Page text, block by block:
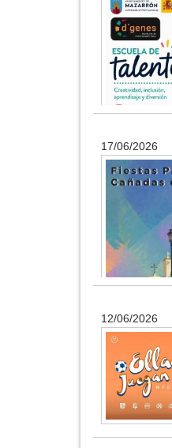
17/06/2026
12/06/2026